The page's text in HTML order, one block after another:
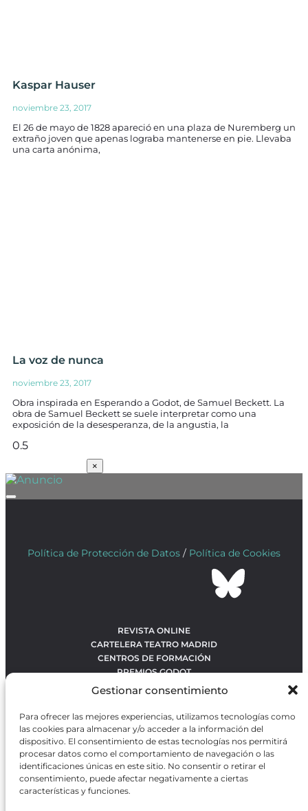
Gestionar consentimiento
Para ofrecer las mejores experiencias, utilizamos tecnologías como
las cookies para almacenar y/o acceder a la información del
dispositivo. El consentimiento de estas tecnologías nos permitirá
procesar datos como el comportamiento de navegación o las
identificaciones únicas en este sitio. No consentir o retirar el
consentimiento, puede afectar negativamente a ciertas
características y funciones.
Kaspar Hauser
noviembre 23, 2017
El 26 de mayo de 1828 apareció en una plaza de Nuremberg un
extraño joven que apenas lograba mantenerse en pie. Llevaba
una carta anónima,
La voz de nunca
noviembre 23, 2017
Obra inspirada en Esperando a Godot, de Samuel Beckett. La
obra de Samuel Beckett se suele interpretar como una
exposición de la desesperanza, de la angustia, la
×
Política de Protección de Datos / Política de Cookies
REVISTA ONLINE
CARTELERA TEATRO MADRID
CENTROS DE FORMACIÓN
PREMIOS GODOT
CONTACTO
OBRAS MÁS VOTADAS
RANKING MEJORES OBRAS
BÚSQUEDA AVANZADA DE OBRAS